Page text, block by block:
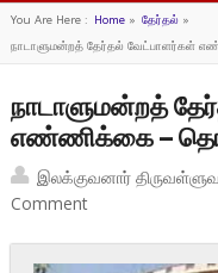
You Are Here : Home» தேர்தல்»
நாடாளுமன்றத் தேர்தல் வேட்பாளர்கள்
நாடாளுமன்றத்
எண்ணிக்கை –
இலக்குவனார்
Comment